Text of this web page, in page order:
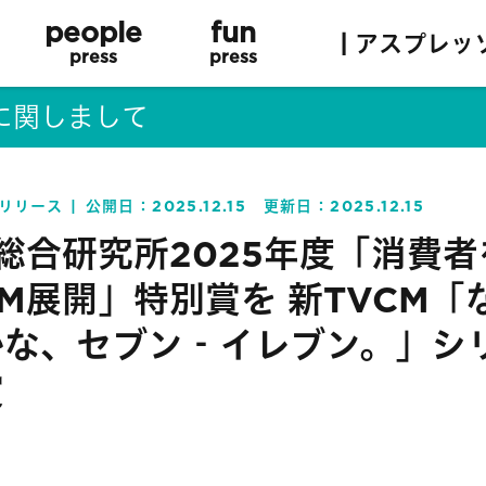
people
press
fun
press | アスプレ
関しまして
リース 公開日：2025.12.15 更新日：2025.12.15
合研究所2025年度「消費
展開」特別賞を 新TVCM「
、セブン‐イレブン。」シ